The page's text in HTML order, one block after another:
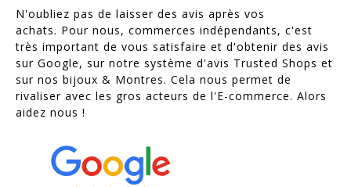
N'oubliez pas de laisser des avis après vos
achats. Pour nous, commerces indépendants, c'est
très important de vous satisfaire et d'obtenir des avis
sur Google, sur notre système d'avis Trusted Shops et
sur nos bijoux & Montres. Cela nous permet de
rivaliser avec les gros acteurs de l'E-commerce. Alors
aidez nous !